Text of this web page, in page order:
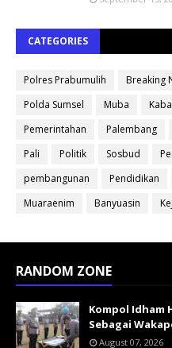
CATEGORIES
Polres Prabumulih Breaking
Polda Sumsel
Muba
Pemerintahan
Palembang
Pali
Politik Sosbud
pembangunan
Pendidikan
Muaraenim
Banyuasin
RANDOM ZONE
Kompol Idham
Sebagai
August 07, 2026